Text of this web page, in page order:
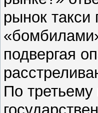
рынок такси
подвергая
По третьему